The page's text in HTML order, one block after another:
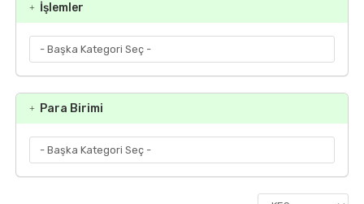
İşlemler
Para Birimi